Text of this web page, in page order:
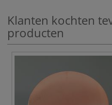
Klanten kochten
producten